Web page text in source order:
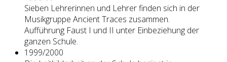
Sieben Lehrerinnen und Lehrer finden sich in der
Musikgruppe Ancient Traces zusammen.
Aufführung Faust I und II unter Einbeziehung der
ganzen Schule.
1999/2000